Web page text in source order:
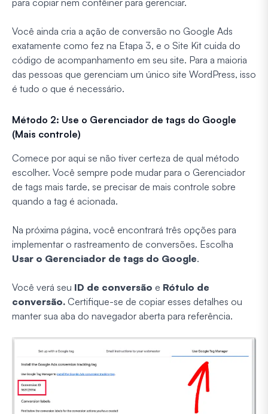
para copiar nem contêiner para gerenciar.
Você ainda cria a ação de conversão no Google Ads
exatamente como fez na Etapa 3, e o Site Kit cuida do
código de acompanhamento em seu site. Para a maioria
das pessoas que gerenciam um único site WordPress, isso
é tudo o que é necessário.
Método 2: Use o Gerenciador de tags do Google
(Mais controle)
Comece por aqui se não tiver certeza de qual método
escolher. Você sempre pode mudar para o Gerenciador
de tags mais tarde, se precisar de mais controle sobre
quando a tag é acionada.
Na próxima página, você encontrará três opções para
implementar o rastreamento de conversões. Escolha
Usar o Gerenciador de tags do Google.
Você verá seu ID de conversão e Rótulo de
conversão. Certifique-se de copiar esses detalhes ou
manter sua aba do navegador aberta para referência.